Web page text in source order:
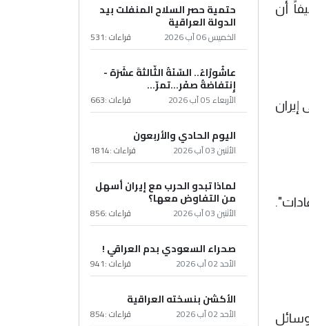
أن
إيران
وسائل
حتمية حصر السلاح المنفلت بيد
الدولة العراقية
الخميس 06 آب 2026 قراءات :531
عاشُورْاءُ.. السّنَةُ الثّالثةَ عشَرَة -
إِنتفاضةُ صفَر…تمرّ...
الأربعاء 05 آب 2026 قراءات :663
اليوم الحادي والأربعون
الأثنين 03 آب 2026 قراءات :1814
لماذا تبدو الحرب مع إيران أسهل
من التفاوض معها؟
الأثنين 03 آب 2026 قراءات :856
صحراء السعودي بدم العراقي !
الأحد 02 آب 2026 قراءات :941
الأكشن بنسخته العراقية
الأحد 02 آب 2026 قراءات :854